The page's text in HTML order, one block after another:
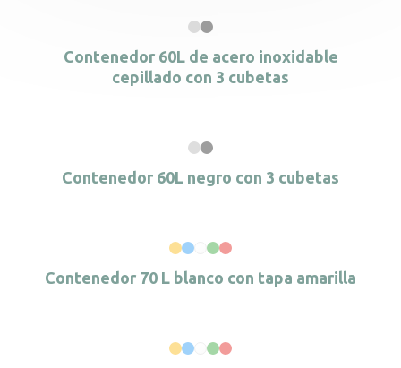
Contenedor 60L de acero inoxidable
cepillado con 3 cubetas
Contenedor 60L negro con 3 cubetas
Contenedor 70 L blanco con tapa amarilla